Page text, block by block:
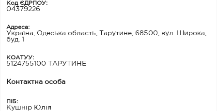
Код ЄДРПОУ:
04379226
Адреса:
Україна, Одеська область, Тарутине, 68500, вул. Широка,
буд. 1
КОАТУУ:
5124755100 ТАРУТИНЕ
Контактна особа
ПІБ:
Кушнір Юлія